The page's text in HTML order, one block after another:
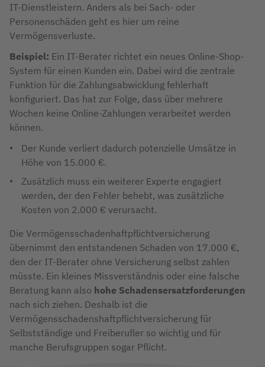
IT-Dienstleistern. Anders als bei Sach- oder
Personenschäden geht es hier um reine
Vermögensverluste.
Beispiel: Ein IT-Berater richtet ein neues Online-Shop-
System für einen Kunden ein. Dabei wird die zentrale
Funktion für die Zahlungsabwicklung fehlerhaft
konfiguriert. Das hat zur Folge, dass über mehrere
Wochen keine Online-Zahlungen verarbeitet werden
können.
Der Kunde verliert dadurch potenzielle Umsätze in
Höhe von 15.000 €.
Zusätzlich muss ein weiterer Experte engagiert
werden, der den Fehler behebt, was zusätzliche
Kosten von 2.000 € verursacht.
Die Vermögensschadenhaftpflichtversicherung
übernimmt den entstandenen Schaden von 17.000 €,
den der IT-Berater ohne Versicherung selbst zahlen
müsste. Ein kleines Missverständnis oder eine falsche
Beratung kann also hohe Schadensersatzforderungen
nach sich ziehen. Deshalb ist die
Vermögensschadenshaftpflichtversicherung für
Selbstständige und Freiberufler so wichtig und für
manche Berufsgruppen sogar Pflicht.